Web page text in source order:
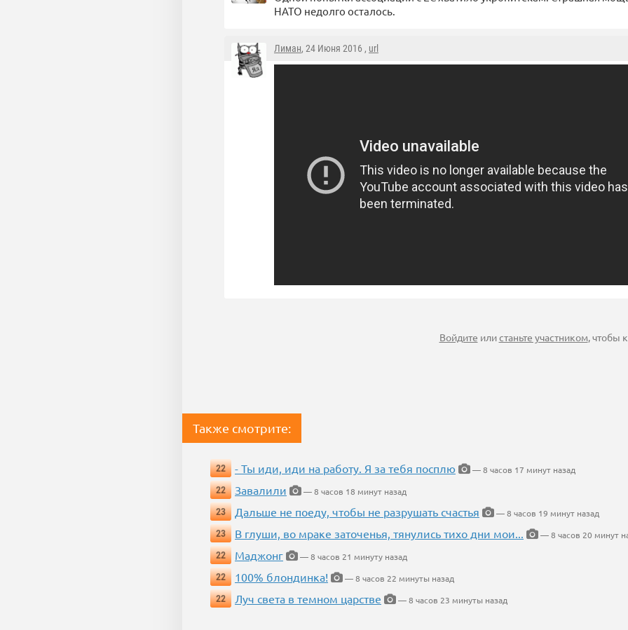
НАТО недолго осталось.
Лиман, 24 Июня 2016 , url
Войдите илистаньте участником, чтобы
Также смотрите:
22 - Ты иди, иди на работу. Я за тебя посплю
— 8 часов 17 минут назад
22
Завалили
— 8 часов 18 минут назад
23
Дальше не поеду, чтобы не разрушать счастья
— 8 часов 19 минут назад
23
В глуши, во мраке заточенья, тянулись тихо дни мои...
— 8 часов 20 минут
22
Маджонг
— 8 часов 21 минуту назад
22
100% блондинка!
— 8 часов 22 минуты назад
22
Луч света в темном царстве — 8 часов 23 минуты назад